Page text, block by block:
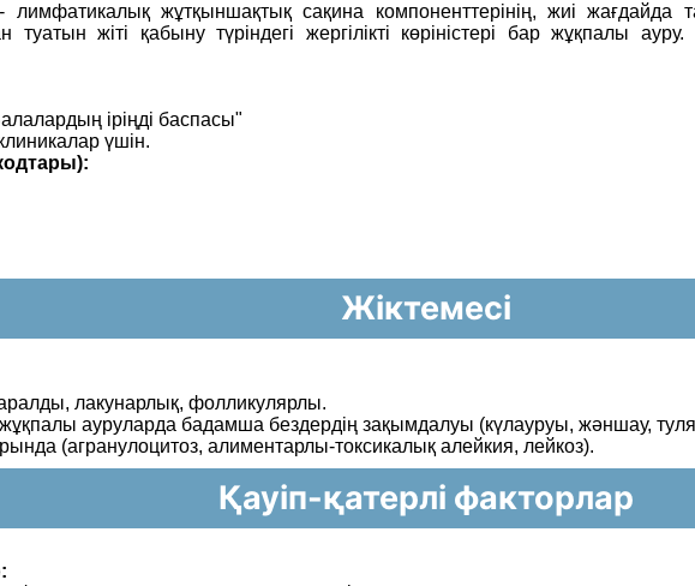
жұтқыншақтық сақина компоненттерінің, жиі жағдайда
туатын жіті қабыну түріндегі жергілікті көріністері бар жұқпалы
іріңді баспасы"
үшін.
Жіктемесі
лакунарлық, фолликулярлы.
жұқпалы ауруларда бадамша бездердің зақымдалуы (күлауруы, жəншау,
(агранулоцитоз, алиментарлы-токсикалық алейкия, лейкоз).
Қауіп-қатерлі факторлар